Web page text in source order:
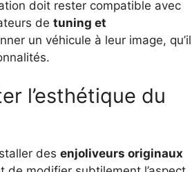
doit rester compatible avec
de tuning et
un véhicule à leur image, qu’il
l’esthétique du
des enjoliveurs originaux